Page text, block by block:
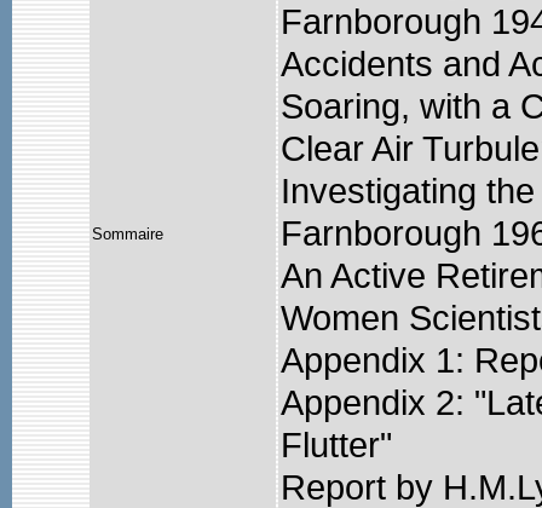
Sommaire
Farnborough
Accidents and
Soaring, with a
Clear Air
Investigating
Farnborough
An Active
Women
Appendix 1:
Appendix 2:
Flutter"
Report by